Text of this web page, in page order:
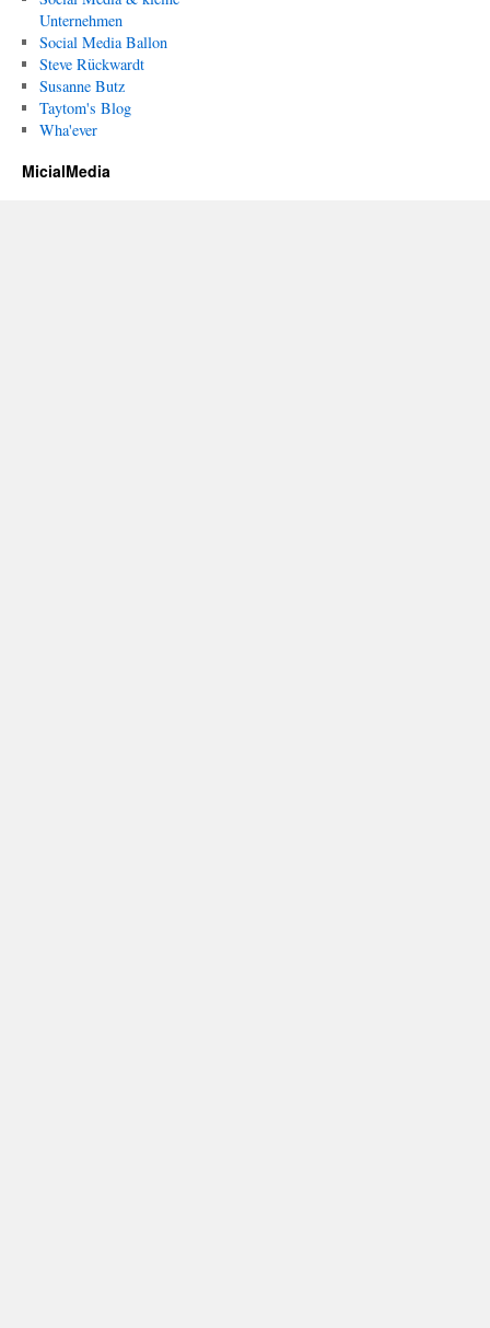
Unternehmen
Social Media Ballon
Steve Rückwardt
Susanne Butz
Taytom's Blog
Wha'ever
MicialMedia